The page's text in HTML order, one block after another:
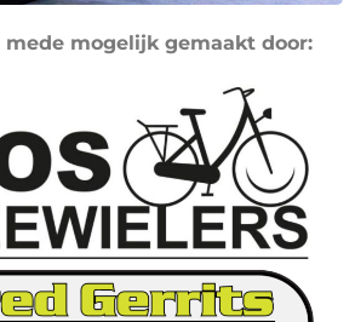
mogelijk gemaakt door: